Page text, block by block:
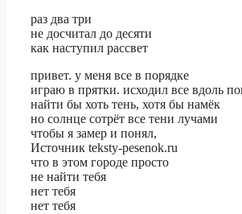
раз два три
не досчитал до десяти
как наступил рассвет
привет. у меня все в порядке
играю в прятки. исходил все вдоль
найти бы хоть тень, хотя бы намёк
но солнце сотрёт все тени лучами
чтобы я замер и понял,
Источник teksty-pesenok.ru
что в этом городе просто
не найти тебя
нет тебя
нет тебя